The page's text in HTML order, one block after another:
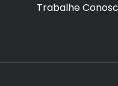
Trabalhe